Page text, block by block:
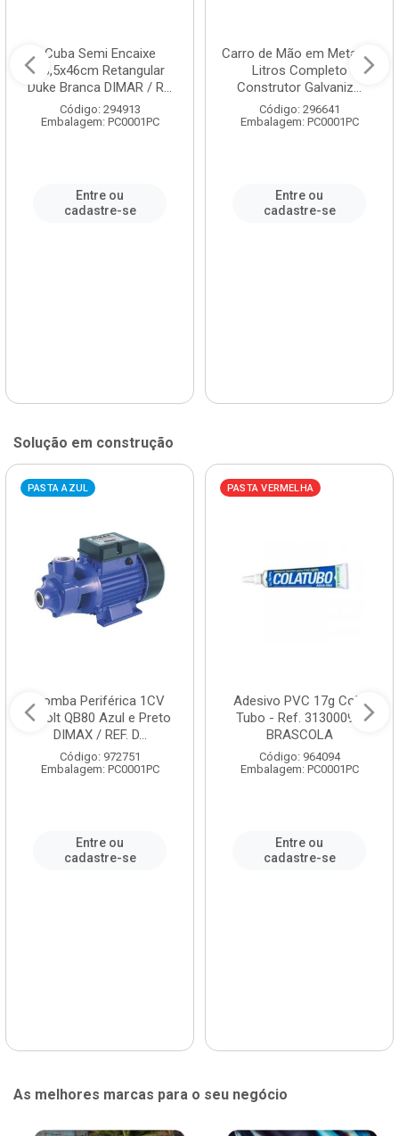
Cuba Semi Encaixe
58,5x46cm Retangular
Duke Branca DIMAR / R...
Código: 294913
Embalagem: PC0001PC
Entre ou
cadastre-se
Carro de Mão em Metal 60
Litros Completo
Construtor Galvaniz...
Código: 296641
Embalagem: PC0001PC
Entre ou
cadastre-se
Solução em construção
PASTA AZUL
Bomba Periférica 1CV
Bivolt QB80 Azul e Preto
DIMAX / REF. D...
Código: 972751
Embalagem: PC0001PC
Entre ou
cadastre-se
PASTA VERMELHA
Adesivo PVC 17g Cola
Tubo - Ref. 3130009 -
BRASCOLA
Código: 964094
Embalagem: PC0001PC
Entre ou
cadastre-se
As melhores marcas para o seu negócio